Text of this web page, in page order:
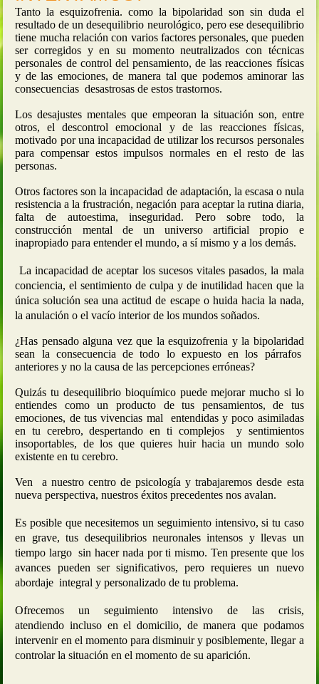
Tanto la esquizofrenia. como la bipolaridad son sin duda el
resultado de un desequilibrio neurológico, pero ese desequilibrio
tiene mucha relación con varios factores personales, que pueden
ser corregidos y en su momento neutralizados con técnicas
personales de control del pensamiento, de las reacciones físicas
y de las emociones, de manera tal que podemos aminorar las
consecuencias desastrosas de estos trastornos.
Los desajustes mentales que empeoran la situación son, entre
otros, el descontrol emocional y de las reacciones físicas,
motivado por una incapacidad de utilizar los recursos personales
para compensar estos impulsos normales en el resto de las
personas.
Otros factores son la incapacidad de adaptación, la escasa o nula
resistencia a la frustración, negación para aceptar la rutina diaria,
falta de autoestima, inseguridad. Pero sobre todo, la
construcción mental de un universo artificial propio e
inapropiado para entender el mundo, a sí mismo y a los demás.
La incapacidad de aceptar los sucesos vitales pasados, la mala
conciencia, el sentimiento de culpa y de inutilidad hacen que la
única solución sea una actitud de escape o huida hacia la nada,
la anulación o el vacío interior de los mundos soñados.
¿Has pensado alguna vez que la esquizofrenia y la bipolaridad
sean la consecuencia de todo lo expuesto en los párrafos
anteriores y no la causa de las percepciones erróneas?
Quizás tu desequilibrio bioquímico puede mejorar mucho si lo
entiendes como un producto de tus pensamientos, de tus
emociones, de tus vivencias mal
entendidas y poco asimiladas
en tu cerebro, despertando en ti complejos
y sentimientos
insoportables, de los que quieres huir hacia un mundo solo
existente en tu cerebro.
Ven
a nuestro centro de psicología y trabajaremos desde esta
nueva perspectiva, nuestros éxitos precedentes nos avalan.
Es posible que necesitemos un seguimiento intensivo, si tu caso
en grave, tus desequilibrios neuronales intensos y llevas un
tiempo largo sin hacer nada por ti mismo. Ten presente que los
avances pueden ser significativos, pero requieres un nuevo
abordaje integral y personalizado de tu problema.
Ofrecemos un seguimiento intensivo de las crisis,
atendiendo incluso en el domicilio, de manera que podamos
intervenir en el momento para disminuir y posiblemente, llegar a
controlar la situación en el momento de su aparición.